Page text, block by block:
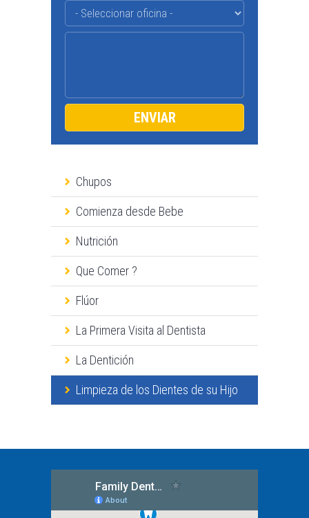
Chupos
Comienza desde Bebe
Nutrición
Que Comer ?
Flúor
La Primera Visita al Dentista
La Dentición
Limpieza de los Dientes de su Hijo